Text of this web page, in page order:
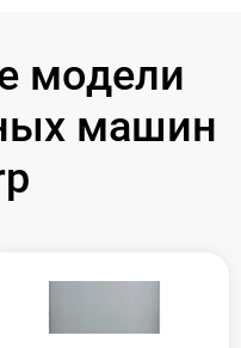
модели
машин